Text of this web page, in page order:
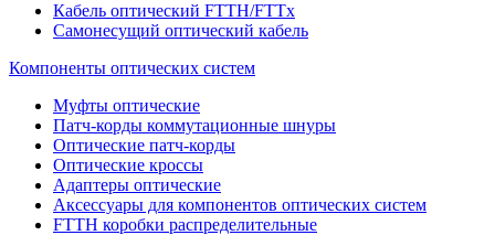
Кабель оптический FTTH/FTTx
Самонесущий оптический кабель
Компоненты оптических систем
Муфты оптические
Патч-корды коммутационные шнуры
Оптические патч-корды
Оптические кроссы
Адаптеры оптические
Аксессуары для компонентов оптических систем
FTTH коробки распределительные